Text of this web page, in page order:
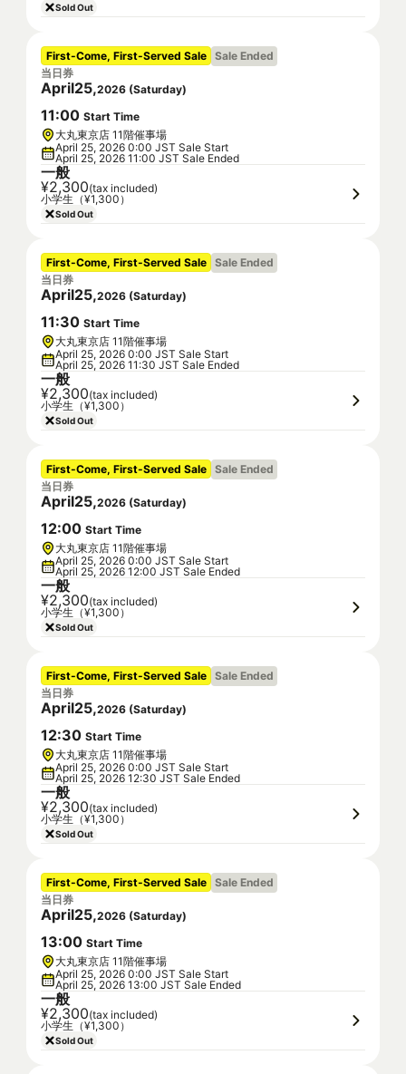
Sold Out
First-Come, First-Served Sale Sale Ended
当日券
April25,2026 (Saturday)
11:00 Start Time
大丸東京店 11階催事場
April 25, 2026 0:00 JST Sale Start
April 25, 2026 11:00 JST Sale Ended
一般
¥2,300(tax included)
小学生（¥1,300）
Sold Out
First-Come, First-Served Sale Sale Ended
当日券
April25,2026 (Saturday)
11:30 Start Time
大丸東京店 11階催事場
April 25, 2026 0:00 JST Sale Start
April 25, 2026 11:30 JST Sale Ended
一般
¥2,300(tax included)
小学生（¥1,300）
Sold Out
First-Come, First-Served Sale Sale Ended
当日券
April25,2026 (Saturday)
12:00 Start Time
大丸東京店 11階催事場
April 25, 2026 0:00 JST Sale Start
April 25, 2026 12:00 JST Sale Ended
一般
¥2,300(tax included)
小学生（¥1,300）
Sold Out
First-Come, First-Served Sale Sale Ended
当日券
April25,2026 (Saturday)
12:30 Start Time
大丸東京店 11階催事場
April 25, 2026 0:00 JST Sale Start
April 25, 2026 12:30 JST Sale Ended
一般
¥2,300(tax included)
小学生（¥1,300）
Sold Out
First-Come, First-Served Sale Sale Ended
当日券
April25,2026 (Saturday)
13:00 Start Time
大丸東京店 11階催事場
April 25, 2026 0:00 JST Sale Start
April 25, 2026 13:00 JST Sale Ended
一般
¥2,300(tax included)
小学生（¥1,300）
Sold Out